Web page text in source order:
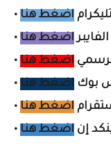
• اضغط هنا
• اضغط هنا
• اضغط هنا
•
بوك اضغط هنا
• اضغط هنا
•
إن اضغط هنا